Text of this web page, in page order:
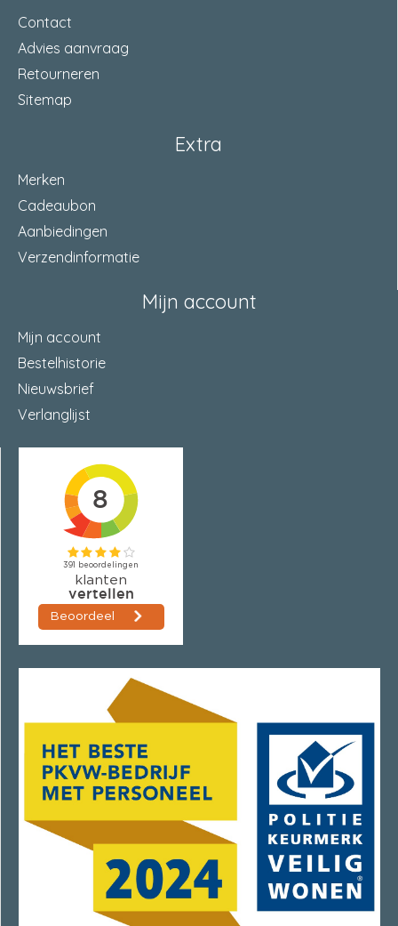
Contact
Advies aanvraag
Retourneren
Sitemap
Extra
Merken
Cadeaubon
Aanbiedingen
Verzendinformatie
Mijn account
Mijn account
Bestelhistorie
Nieuwsbrief
Verlanglijst